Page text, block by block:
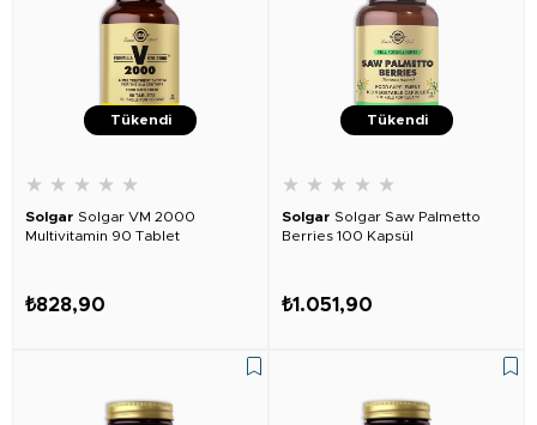
Tükendi
★ ★ ★ ★ ★
Solgar Solgar VM 2000
Multivitamin 90 Tablet
₺828,90
Tükendi
★ ★ ★ ★ ★
Solgar Solgar Saw Palmetto
Berries 100 Kapsül
₺1.051,90